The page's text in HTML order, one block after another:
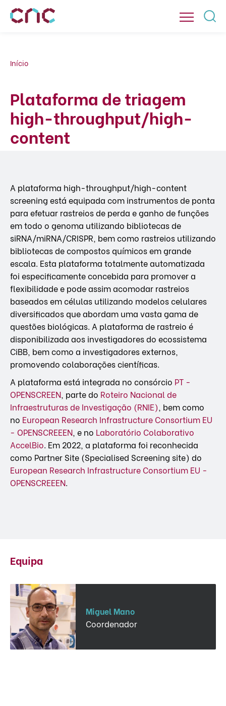
Início
Plataforma de triagem
high-throughput/high-
content
A plataforma high-throughput/high-content
screening está equipada com instrumentos de ponta
para efetuar rastreios de perda e ganho de funções
em todo o genoma utilizando bibliotecas de
siRNA/miRNA/CRISPR, bem como rastreios utilizando
bibliotecas de compostos químicos em grande
escala. Esta plataforma totalmente automatizada
foi especificamente concebida para promover a
flexibilidade e pode assim acomodar rastreios
baseados em células utilizando modelos celulares
diversificados que abordam uma vasta gama de
questões biológicas. A plataforma de rastreio é
disponibilizada aos investigadores do ecossistema
CiBB, bem como a investigadores externos,
promovendo colaborações científicas.
A plataforma está integrada no consórcio PT -
OPENSCREEN, parte do Roteiro Nacional de
Infraestruturas de Investigação (RNIE), bem como
no European Research Infrastructure Consortium EU
- OPENSCREEEN, e no Laboratório Colaborativo
AccelBio. Em 2022, a plataforma foi reconhecida
como Partner Site (Specialised Screening site) do
European Research Infrastructure Consortium EU -
OPENSCREEEN.
Equipa
Miguel Mano
Coordenador